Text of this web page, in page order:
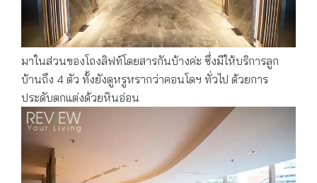
มาในส่วนของโถงลิฟท์โดยสารกันบ้างค่ะ ซึ่งมีให้บริการลูก
บ้านถึง 4 ตัว ทั้งยังดูหรูหรากว่าคอนโดฯ ทั่วไป ด้วยการ
ประดับตกแต่งด้วยหินอ่อน